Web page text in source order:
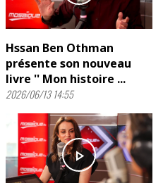
Hssan Ben Othman
présente son nouveau
livre '' Mon histoire ...
2026/06/13 14:55
play_arrow